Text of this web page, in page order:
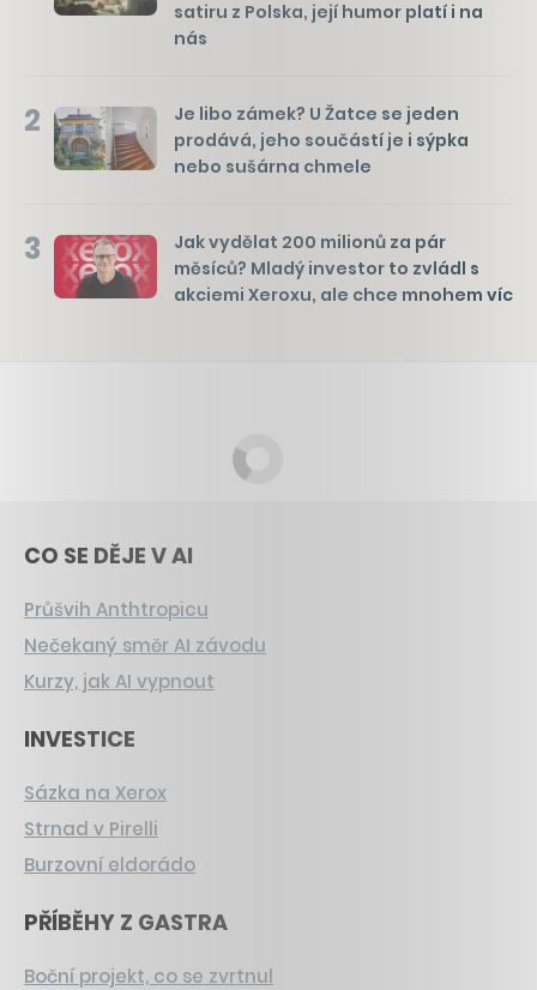
satiru z Polska, její humor platí i na
nás
2
Je libo zámek? U Žatce se jeden
prodává, jeho součástí je i sýpka
nebo sušárna chmele
3
Jak vydělat 200 milionů za pár
měsíců? Mladý investor to zvládl s
akciemi Xeroxu, ale chce mnohem víc
CO SE DĚJE V AI
Průšvih Anthtropicu
Nečekaný směr AI závodu
Kurzy, jak AI vypnout
INVESTICE
Sázka na Xerox
Strnad v Pirelli
Burzovní eldorádo
PŘÍBĚHY Z GASTRA
Boční projekt, co se zvrtnul